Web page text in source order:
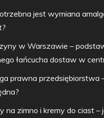
jest wymiana
w Warszawie –
łańcucha dostaw w
prawna przedsiębiorstwa
na zimno i kremy do ciast